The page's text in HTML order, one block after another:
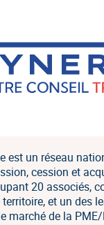
est un réseau
cession et
20 associés,
et un des
marché de la